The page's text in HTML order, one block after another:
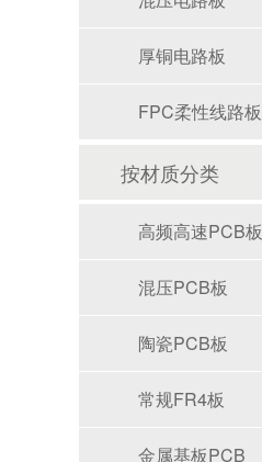
厚铜电路板
FPC柔性线路板
按材质分类
高频高速PCB板
混压PCB板
陶瓷PCB板
常规FR4板
金属基板PCB